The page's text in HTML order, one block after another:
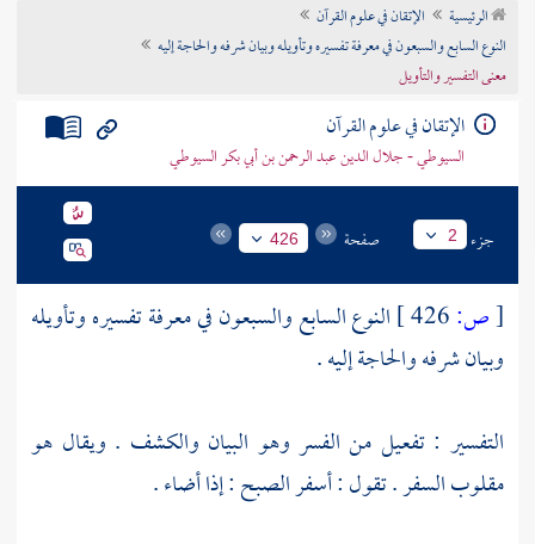
تراجم الأعلام
الرئيسية
الإتقان في علوم القرآن
النوع السابع والسبعون في معرفة تفسيره وتأويله وبيان شرفه والحاجة إليه
معنى التفسير والتأويل
الإتقان في علوم القرآن
السيوطي - جلال الدين عبد الرحمن بن أبي بكر السيوطي
جزء 2 صفحة 426
[ص:
النوع السابع والسبعون في معرفة تفسيره وتأويله
وبيان شرفه والحاجة إليه .
التفسير : تفعيل من الفسر وهو البيان والكشف . ويقال هو
مقلوب السفر . تقول : أسفر الصبح : إذا أضاء .